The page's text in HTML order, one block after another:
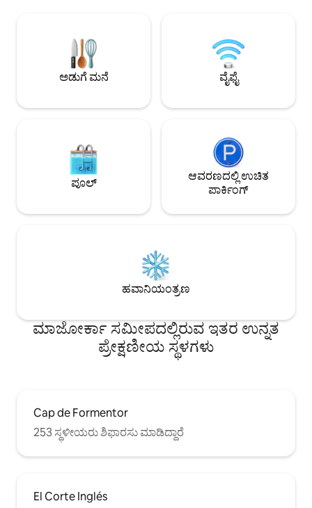
ಟಿವಿಯನ್ನು ಹೊಂದಿವೆ. ಪ್ರಾಪರ್ಟಿಯಾದ್ಯಂತ ವೈಫೈ
ಲಭ್ಯವಿದೆ ಮತ್ತು ಉಚಿತವಾಗಿದೆ. ನಾವು ಸೈಟ್‌ನಲ್ಲಿ
ಉಪಹಾರವನ್ನು ನೀಡುವುದಿಲ್ಲ ಎಂಬುದನ್ನು
ದಯವಿಟ್ಟು ಗಮನಿಸಿ ಆದರೆ ಪ್ರಾಪರ್ಟಿಯಿಂದ ಒಂದು
ಬಾರ್‌ಗಳು ಮತ್ತು ರೆಸ್ಟೋರೆಂಟ್‌ಗಳಿವೆ.
ಹೊಂದಿರುವ ದೊಡ್ಡ
ಮಲ್ಲೋರ್ಕಾದಲ್ಲಿ
ವೀಕ್ಷಣೆಗಳನ್ನು
ಸ್ನೇಹಿತರೊಂದಿಗೆ
ಅಡುಗೆ ಮನೆ ವೈಫೈ
ಪೂಲ್
ಆವರಣದಲ್ಲಿ ಉಚಿತ
ಪಾರ್ಕಿಂಗ್
ಹವಾನಿಯಂತ್ರಣ
ಮಾಜೋರ್ಕಾ ಸಮೀಪದಲ್ಲಿರುವ ಇತರ ಉನ್ನತ
ಪ್ರೇಕ್ಷಣೀಯ ಸ್ಥಳಗಳು
Cap de Formentor
253 ಸ್ಥಳೀಯರು ಶಿಫಾರಸು ಮಾಡಿದ್ದಾರೆ
El Corte Inglés